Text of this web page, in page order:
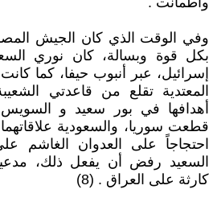
وفي الوقت الذي كان الجيش
بكل قوة وبسالة، كان نوري
إسرائيل، عبر أنبوب حيفا، كما كانت
المعتدية تقلع من قاعدتي
أهدافها في بور سعيد و
قطعت سوريا، والسعودية
احتجاجاً على العدوان الغاشم
السعيد رفض أن يفعل ذلك،
كارثة على العراق ‍‍‍‍‍. (8)